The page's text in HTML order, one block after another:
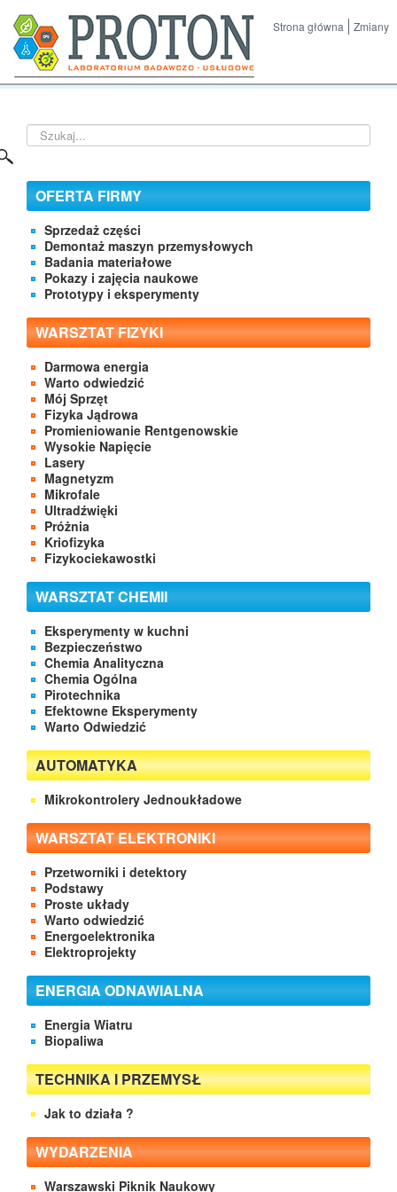
Strona główna Zmiany
Szukaj...
OFERTA FIRMY
Sprzedaż części
Demontaż maszyn przemysłowych
Badania materiałowe
Pokazy i zajęcia naukowe
Prototypy i eksperymenty
WARSZTAT FIZYKI
Darmowa energia
Warto odwiedzić
Mój Sprzęt
Fizyka Jądrowa
Promieniowanie Rentgenowskie
Wysokie Napięcie
Lasery
Magnetyzm
Mikrofale
Ultradźwięki
Próżnia
Kriofizyka
Fizykociekawostki
WARSZTAT CHEMII
Eksperymenty w kuchni
Bezpieczeństwo
Chemia Analityczna
Chemia Ogólna
Pirotechnika
Efektowne Eksperymenty
Warto Odwiedzić
AUTOMATYKA
Mikrokontrolery Jednoukładowe
WARSZTAT ELEKTRONIKI
Przetworniki i detektory
Podstawy
Proste układy
Warto odwiedzić
Energoelektronika
Elektroprojekty
ENERGIA ODNAWIALNA
Energia Wiatru
Biopaliwa
TECHNIKA I PRZEMYSŁ
Jak to działa ?
WYDARZENIA
Warszawski Piknik Naukowy